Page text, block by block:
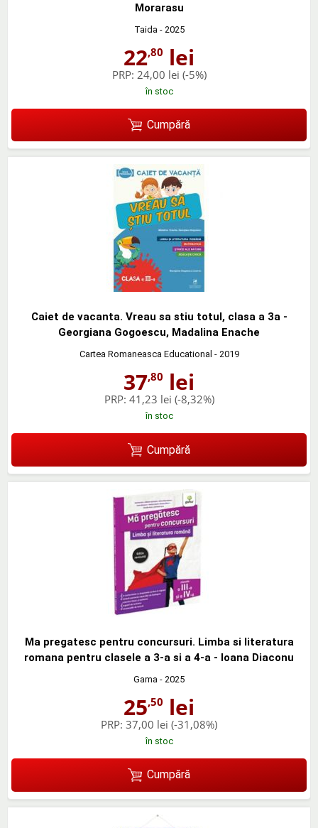
Morarasu
Taida - 2025
22,80 lei
PRP: 24,00 lei (-5%)
în stoc
Cumpără
Caiet de vacanta. Vreau sa stiu totul, clasa a 3a -
Georgiana Gogoescu, Madalina Enache
Cartea Romaneasca Educational - 2019
37,80 lei
PRP: 41,23 lei (-8,32%)
în stoc
Cumpără
Ma pregatesc pentru concursuri. Limba si literatura
romana pentru clasele a 3-a si a 4-a - Ioana Diaconu
Gama - 2025
25,50 lei
PRP: 37,00 lei (-31,08%)
în stoc
Cumpără